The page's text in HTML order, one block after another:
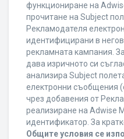
функциониране на
прочитане на Subject
Рекламодателя
идентифицирани в
рекламната кампания.
дава изричното си
анализира Subject
електронни съобщения
чрез добавения от
реализиране на Adwise
идентификатор. За
Общите условия се